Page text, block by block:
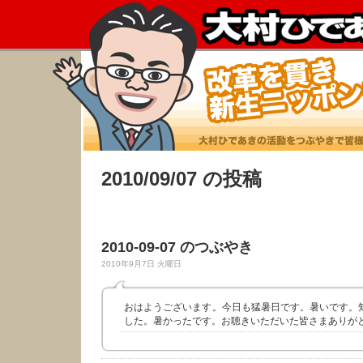
2010/09/07 の投稿
2010-09-07 のつぶやき
2010年9月7日 火曜日
おはようございます。今日も猛暑日です。暑いです
した。暑かったです。お聴きいただいた皆さまあり